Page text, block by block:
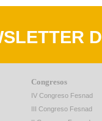
Congresos
IV Congreso Fesnad
III Congreso Fesnad